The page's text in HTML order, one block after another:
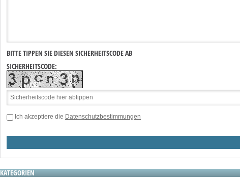
BITTE TIPPEN SIE DIESEN SICHERHEITSCODE AB
SICHERHEITSCODE:
Ich akzeptiere die Datenschutzbestimmungen
KATEGORIEN